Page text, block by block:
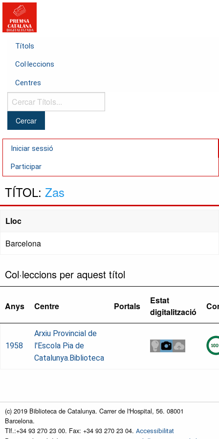
Títols
Col·leccions
Centres
Cercar
Títols...
Iniciar sessió
Participar
TÍTOL: Zas
Lloc
Barcelona
Col·leccions per aquest títol
Anys Centre Portals
Estat
digitalització
1958
Arxiu Provincial de
l'Escola Pia de
Catalunya.Biblioteca
(c) 2019 Biblioteca de Catalunya. Carrer de l'Hospital, 56. 08001
Barcelona.
Tlf.:+34 93 270 23 00. Fax: +34 93 270 23 04. Accessibilitat